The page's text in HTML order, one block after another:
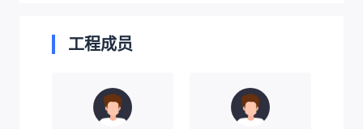
工程成员